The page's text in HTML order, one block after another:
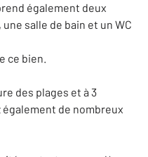
également deux
salle de bain et un WC
ce bien.
des plages et à 3
de nombreux